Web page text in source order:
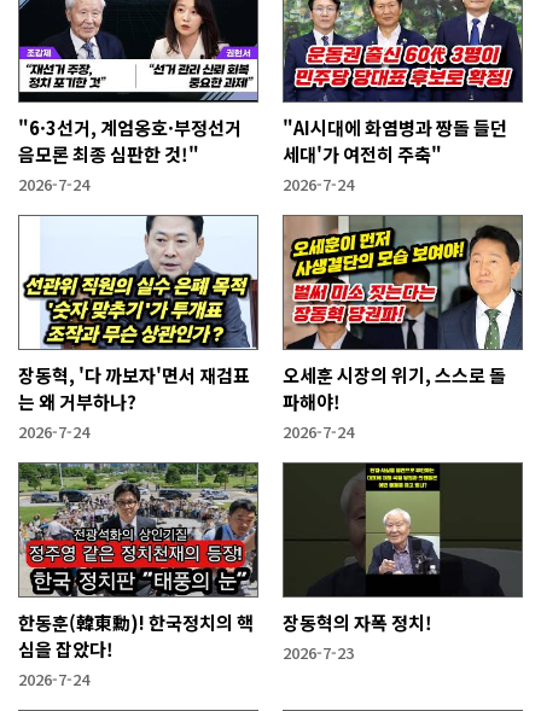
"6·3선거, 계엄옹호·부정선거
음모론 최종 심판한 것!"
2026-7-24
"AI시대에 화염병과 짱돌 들던
세대'가 여전히 주축"
2026-7-24
장동혁, '다 까보자'면서 재검표
는 왜 거부하나?
2026-7-24
오세훈 시장의 위기, 스스로 돌
파해야!
2026-7-24
한동훈(韓東勳)! 한국정치의 핵
심을 잡았다!
2026-7-24
장동혁의 자폭 정치!
2026-7-23